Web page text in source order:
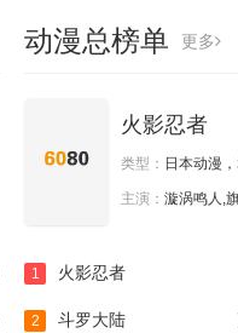
动漫总榜单 更多
火影忍者
类型： 日本动漫，
主演： 漩涡鸣人,
1 火影忍者
2 斗罗大陆